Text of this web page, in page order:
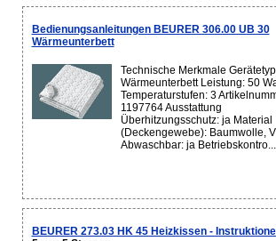
Bedienungsanleitungen BEURER 306.00 UB 30
Wärmeunterbett
Technische Merkmale
Wärmeunterbett Leistung: 50
Temperaturstufen: 3
1197764 Ausstattung
Überhitzungsschutz: ja Material
(Deckengewebe): Baumwolle,
Abwaschbar: ja Betriebskontro...
BEURER 273.03 HK 45 Heizkissen -